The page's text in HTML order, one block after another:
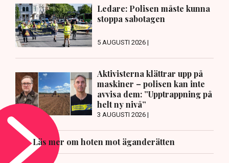
Ledare: Polisen måste kunna
stoppa sabotagen
5 AUGUSTI 2026 |
Aktivisterna klättrar upp på
maskiner – polisen kan inte
avvisa dem: ”Upptrappning på
helt ny nivå”
3 AUGUSTI 2026 |
Läs mer om hoten mot äganderätten